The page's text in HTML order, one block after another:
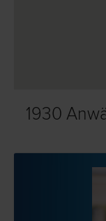
1930